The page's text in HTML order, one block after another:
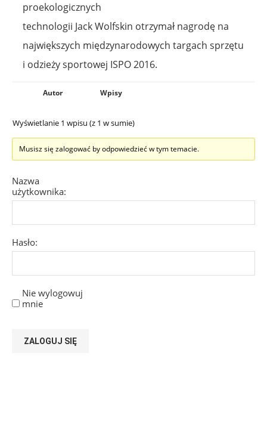
proekologicznych
technologii Jack Wolfskin otrzymał nagrodę na
największych międzynarodowych targach sprzętu
i odzieży sportowej ISPO 2016.
Autor Wpisy
Wyświetlanie 1 wpisu (z 1 w sumie)
Musisz się zalogować by odpowiedzieć w tym temacie.
Nazwa
użytkownika:
Hasło:
Nie wylogowuj
mnie
ZALOGUJ SIĘ